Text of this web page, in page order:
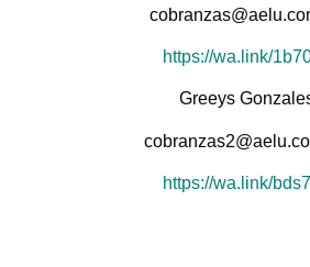
https://wa.link/
Greeys
https://wa.link/